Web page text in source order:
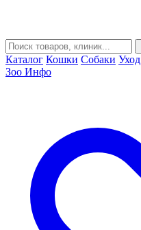
Каталог Кошки Собаки Уход
Зоо Инфо